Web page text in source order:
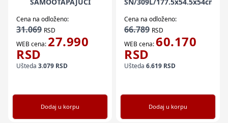
Cena na odloženo:
31.069 RSD
WEB cena: 27.990
RSD
Ušteda 3.079 RSD
Dodaj u korpu
Cena na odloženo:
66.789 RSD
WEB cena:60.170
RSD
Ušteda 6.619 RSD
Dodaj u korpu